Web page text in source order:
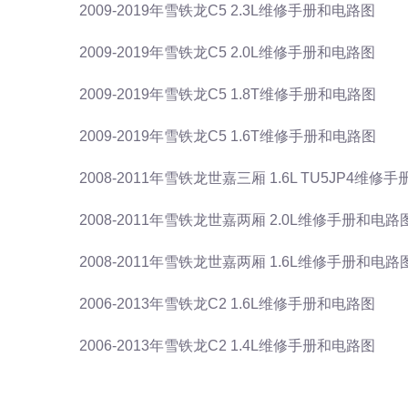
2009-2019年雪铁龙C5 2.3L维修手册和电路图
2009-2019年雪铁龙C5 2.0L维修手册和电路图
2009-2019年雪铁龙C5 1.8T维修手册和电路图
2009-2019年雪铁龙C5 1.6T维修手册和电路图
2008-2011年雪铁龙世嘉三厢 1.6L TU5JP4维修手
2008-2011年雪铁龙世嘉两厢 2.0L维修手册和电路
2008-2011年雪铁龙世嘉两厢 1.6L维修手册和电路
2006-2013年雪铁龙C2 1.6L维修手册和电路图
2006-2013年雪铁龙C2 1.4L维修手册和电路图